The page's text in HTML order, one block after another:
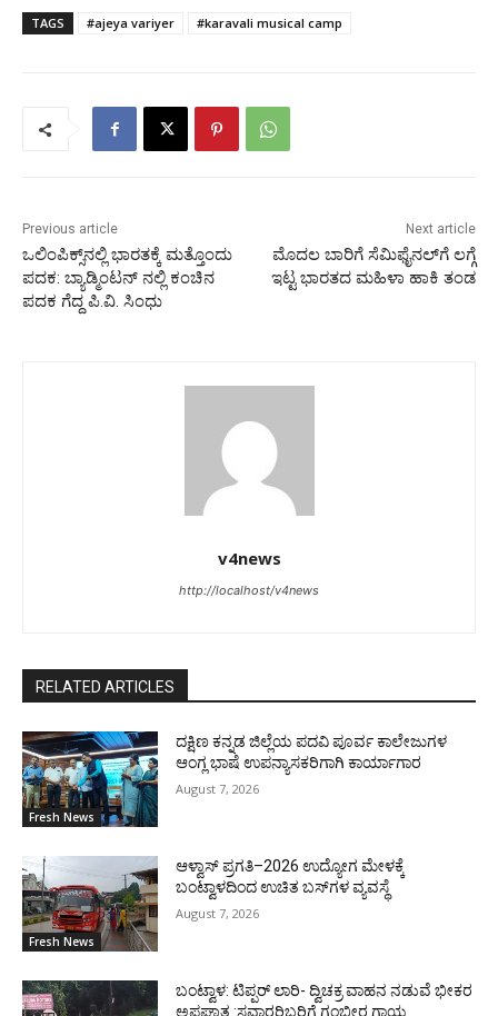
TAGS #ajeya variyer #karavali musical camp
Previous article
ಒಲಿಂಪಿಕ್ಸ್‌ನಲ್ಲಿ ಭಾರತಕ್ಕೆ ಮತ್ತೊಂದು
ಪದಕ: ಬ್ಯಾಡ್ಮಿಂಟನ್‌ ನಲ್ಲಿ ಕಂಚಿನ
ಪದಕ ಗೆದ್ದ ಪಿ.ವಿ. ಸಿಂಧು
Next article
ಮೊದಲ ಬಾರಿಗೆ ಸೆಮಿಫೈನಲ್‌ಗೆ ಲಗ್ಗೆ
ಇಟ್ಟ ಭಾರತದ ಮಹಿಳಾ ಹಾಕಿ ತಂಡ
v4news
http://localhost/v4news
RELATED ARTICLES
Fresh News
ದಕ್ಷಿಣ ಕನ್ನಡ ಜಿಲ್ಲೆಯ ಪದವಿ ಪೂರ್ವ ಕಾಲೇಜುಗಳ
ಆಂಗ್ಲ ಭಾಷೆ ಉಪನ್ಯಾಸಕರಿಗಾಗಿ ಕಾರ್ಯಾಗಾರ
August 7, 2026
Fresh News
ಆಳ್ವಾಸ್ ಪ್ರಗತಿ–2026 ಉದ್ಯೋಗ ಮೇಳಕ್ಕೆ
ಬಂಟ್ವಾಳದಿಂದ ಉಚಿತ ಬಸ್‌ಗಳ ವ್ಯವಸ್ಥೆ
August 7, 2026
ಬಂಟ್ವಾಳ: ಟಿಪ್ಪರ್ ಲಾರಿ- ದ್ವಿಚಕ್ರ ವಾಹನ ನಡುವೆ ಭೀಕರ
ಅಪಘಾತ :ಸವಾರರಿಬ್ಬರಿಗೆ ಗಂಭೀರ ಗಾಯ